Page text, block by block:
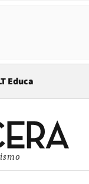
in new window
Educa